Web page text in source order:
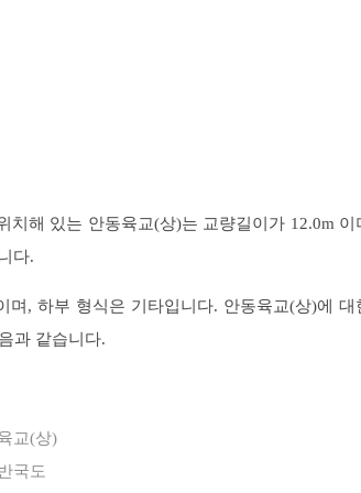
치해 있는 안동육교(상)는 교량길이가 12.0m 이
다.
며, 하부 형식은 기타입니다. 안동육교(상)에 대
과 같습니다.
교(상)
국도